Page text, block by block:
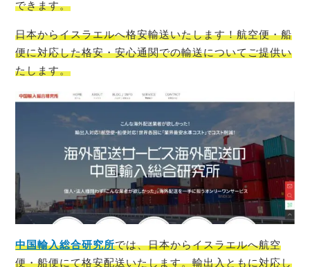
できます。
日本からイスラエルへ格安輸送いたします！航空便・船
便に対応した格安・安心通関での輸送についてご提供い
たします。
中国輸入総合研究所では、日本からイスラエルへ航空
便・船便にて格安配送いたします。輸出入ともに対応し